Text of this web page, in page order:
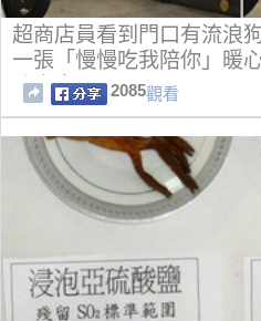
超商店員看到門口有流浪
一張「慢慢吃我陪你」暖
流出來了」！
2085觀看